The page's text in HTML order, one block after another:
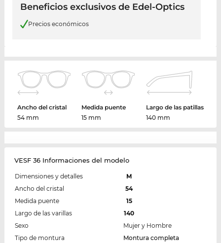
Beneficios exclusivos de Edel-Optics
Precios económicos
Ancho del cristal
54 mm
Medida puente
15 mm
Largo de las patillas
140 mm
VESF 36 Informaciones del modelo
Dimensiones y detalles
M
Ancho del cristal
54
Medida puente
15
Largo de las varillas
140
Sexo
Mujer y Hombre
Tipo de montura
Montura completa